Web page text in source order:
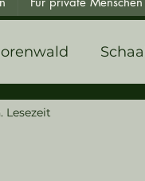
Lesezeit